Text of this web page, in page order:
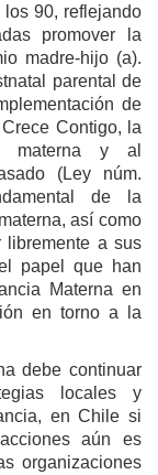
90, reflejando
promover la
madre-hijo (a).
parental de
de
Contigo, la
materna y al
(Ley núm.
de la
así como
libremente a sus
papel que han
Materna en
en torno a la
debe continuar
locales y
en Chile si
aún es
organizaciones